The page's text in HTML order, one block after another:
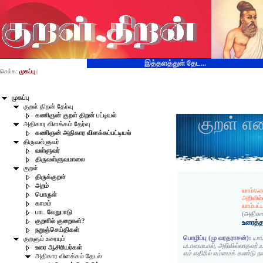
இத்தளத்துள் தேட...
முகப்பு
குறள் திறன் தேர்வு
கணிஞன் குறள் திறன் பட்டியல்
அதிகார விளக்கம் தேர்வு
கணிஞன் அதிகார விளக்கப்பட்டியல்
திருவள்ளுவர்
வள்ளுவர்
திருவள்ளுவமாலை
குறள்
திருக்குறள்
அறம்
பொருள்
காமம்
பாட வேறுபாடு
குறளில் குறைகள்?
நறுஞ்செய்திகள்
குறளும் உரையும்
உரை ஆசிரியர்கள்
அதிகார விளக்கம் தேடல்
செல்க: முகப்பு |
குறள்
பொழிப்பு (மு வரதராசன்):
படாமையால்,
எம் எதிரில் எம்மைக் கண்டு